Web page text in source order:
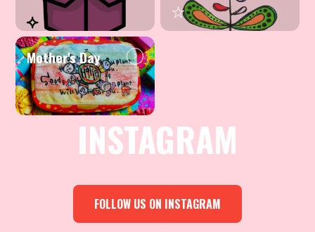
☆
Mother's Day
INSTAGRAM
FOLLOW US ON INSTAGRAM